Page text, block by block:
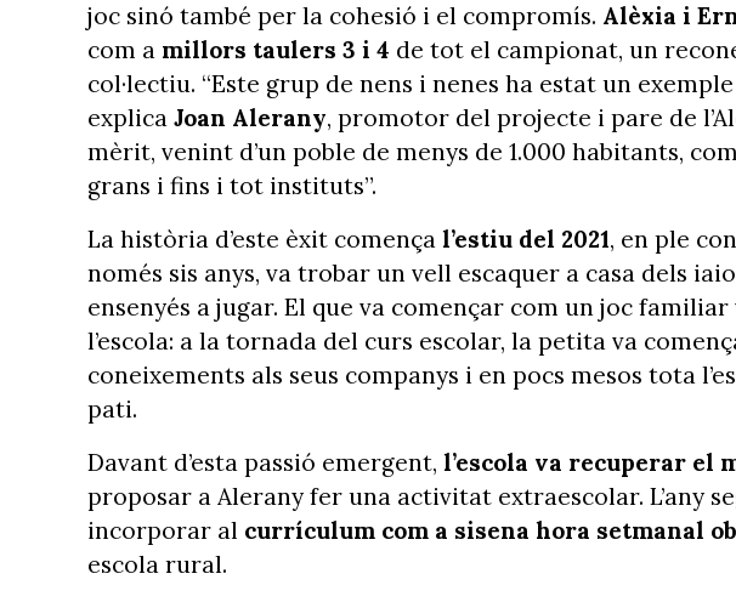
joc sinó també per la cohesió i el compromís. Alèxia i
com a millors taulers 3 i 4 de tot el campionat, un
col·lectiu. “Este grup de nens i nenes ha estat un
explica Joan Alerany, promotor del projecte i pare de
mèrit, venint d’un poble de menys de 1.000 habitants,
grans i fins i tot instituts”.
La història d’este èxit comença l’estiu del 2021, en ple
només sis anys, va trobar un vell escaquer a casa dels
ensenyés a jugar. El que va començar com un joc
l’escola: a la tornada del curs escolar, la petita va
coneixements als seus companys i en pocs mesos tota
pati.
Davant d’esta passió emergent, l’escola va recuperar el
proposar a Alerany fer una activitat extraescolar. L’any
incorporar al currículum com a sisena hora setmanal
escola rural.